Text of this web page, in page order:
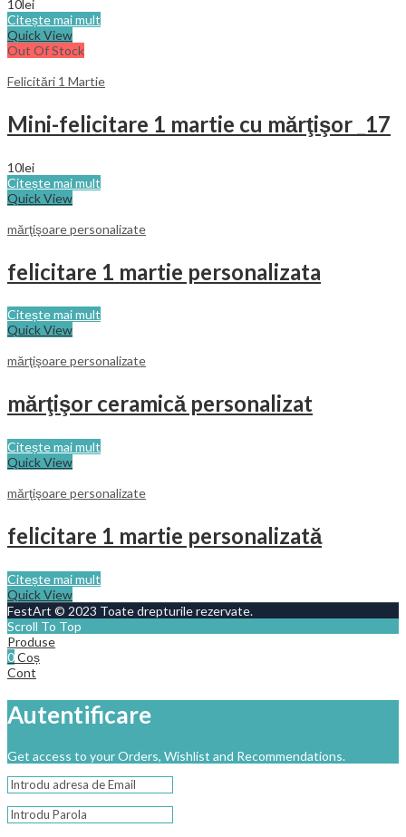
10lei
Citește mai mult
Quick View
Out Of Stock
Felicitări 1 Martie
Mini-felicitare 1 martie cu mărţişor _17
10lei
Citește mai mult
Quick View
mărţişoare personalizate
felicitare 1 martie personalizata
Citește mai mult
Quick View
mărţişoare personalizate
mărţişor ceramică personalizat
Citește mai mult
Quick View
mărţişoare personalizate
felicitare 1 martie personalizată
Citește mai mult
Quick View
FestArt © 2023 Toate drepturile rezervate.
Scroll To Top
Produse
0Coș
Cont
Autentificare
Get access to your Orders, Wishlist and Recommendations.